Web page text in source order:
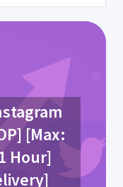
[Max:
Hour]